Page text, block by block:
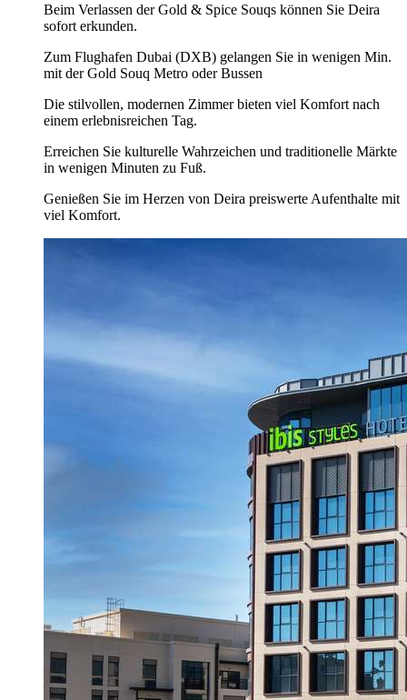
Beim Verlassen der Gold & Spice Souqs können Sie Deira
sofort erkunden.
Zum Flughafen Dubai (DXB) gelangen Sie in wenigen Min.
mit der Gold Souq Metro oder Bussen
Die stilvollen, modernen Zimmer bieten viel Komfort nach
einem erlebnisreichen Tag.
Erreichen Sie kulturelle Wahrzeichen und traditionelle Märkte
in wenigen Minuten zu Fuß.
Genießen Sie im Herzen von Deira preiswerte Aufenthalte mit
viel Komfort.